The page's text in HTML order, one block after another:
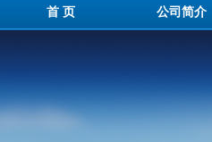
首 页 公司简介